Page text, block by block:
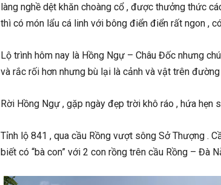
làng nghề dệt khăn choàng cổ , được thưởng thức
thì có món lẩu cá linh với bông điển điển rất ngon ,
Lộ trình hôm nay là Hồng Ngự – Châu Đốc nhưng
và rắc rối hơn nhưng bù lại là cảnh và vật trên
Rời Hồng Ngự , gặp ngày đẹp trời khô ráo , hứa hẹn
Tỉnh lộ 841 , qua cầu Rồng vượt sông Sở Thượng .
biết có “bà con” với 2 con rồng trên cầu Rồng – Đà